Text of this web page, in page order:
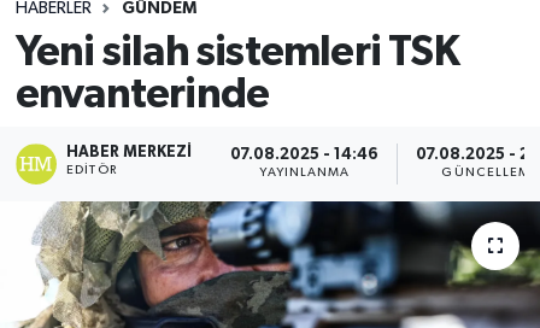
HABERLER GÜNDEM
Yeni silah sistemleri TSK
envanterinde
HABER MERKEZI
EDITÖR
07.08.2025 - 14:46
YAYINLANMA
07.08.2025 -
GÜNCELLEME
Son Dakika Haberleri
Haber Arşivi